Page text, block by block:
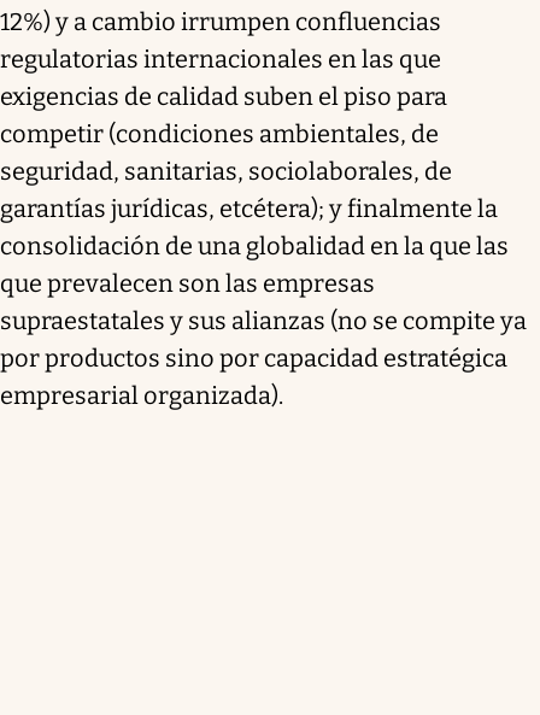
12%) y a cambio irrumpen confluencias
regulatorias internacionales en las que
exigencias de calidad suben el piso para
competir (condiciones ambientales, de
seguridad, sanitarias, sociolaborales, de
garantías jurídicas, etcétera); y finalmente la
consolidación de una globalidad en la que las
que prevalecen son las empresas
supraestatales y sus alianzas (no se compite ya
por productos sino por capacidad estratégica
empresarial organizada).